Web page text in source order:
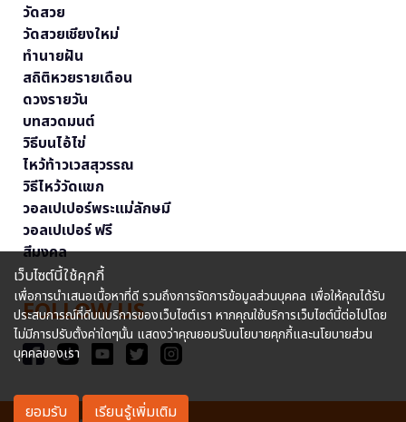
วัดสวย
วัดสวยเชียงใหม่
ทำนายฝัน
สถิติหวยรายเดือน
ดวงรายวัน
บทสวดมนต์
วิธีบนไอ้ไข่
ไหว้ท้าวเวสสุวรรณ
วิธีไหว้วัดแขก
วอลเปเปอร์พระแม่ลักษมี
วอลเปเปอร์ ฟรี
สีมงคล
FOLLOW US
เว็บไซต์นี้ใช้คุกกี้
เพื่อการนำเสนอเนื้อหาที่ดี รวมถึงการจัดการข้อมูลส่วนบุคคล เพื่อให้คุณได้รับ
ประสบการณ์ที่ดีบนบริการของเว็บไซต์เรา หากคุณใช้บริการเว็บไซต์นี้ต่อไปโดย
ไม่มีการปรับตั้งค่าใดๆนั้น แสดงว่าคุณยอมรับนโยบายคุกกี้และนโยบายส่วน
บุคคลของเรา
ยอมรับ เรียนรู้เพิ่มเติม